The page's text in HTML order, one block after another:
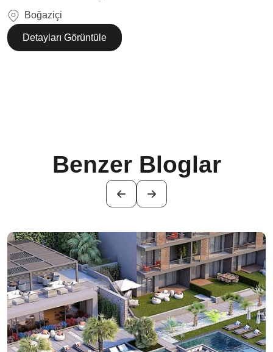
Boğaziçi
Detayları Görüntüle
Benzer Bloglar